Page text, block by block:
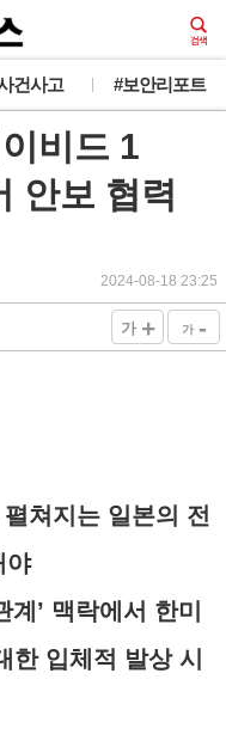
건사고 #보안리포트
비드 1
안보 협력
2024-08-18 23:25
가 + 가 -
쳐지는 일본의 전
야
’ 맥락에서 한미
한 입체적 발상 시